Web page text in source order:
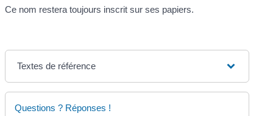
Ce nom restera toujours inscrit sur ses papiers.
Textes de référence
Questions ? Réponses !